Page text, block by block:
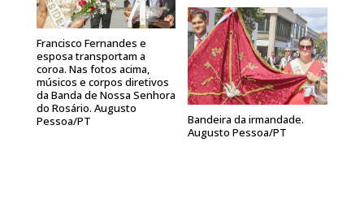
Francisco Fernandes e
esposa transportam a
coroa. Nas fotos acima,
músicos e corpos diretivos
da Banda de Nossa Senhora
do Rosário. Augusto
Pessoa/PT
Bandeira da irmandade.
Augusto Pessoa/PT